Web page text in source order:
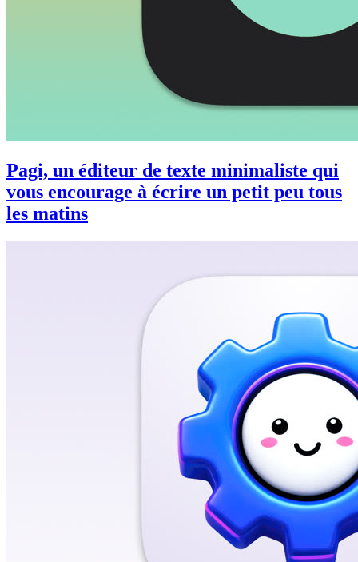
Pagi, un éditeur de texte minimaliste qui
vous encourage à écrire un petit peu tous
les matins